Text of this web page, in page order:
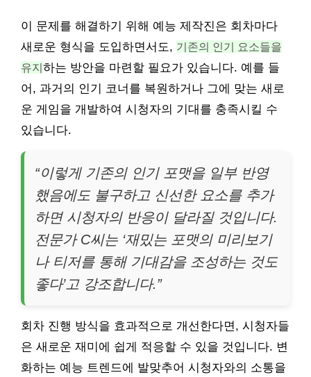
이 문제를 해결하기 위해 예능 제작진은 회차마다
새로운 형식을 도입하면서도, 기존의 인기 요소들을
유지하는 방안을 마련할 필요가 있습니다. 예를 들
어, 과거의 인기 코너를 복원하거나 그에 맞는 새로
운 게임을 개발하여 시청자의 기대를 충족시킬 수
있습니다.
“이렇게 기존의 인기 포맷을 일부 반영
했음에도 불구하고 신선한 요소를 추가
하면 시청자의 반응이 달라질 것입니다.
전문가 C씨는 ‘재밌는 포맷의 미리보기
나 티저를 통해 기대감을 조성하는 것도
좋다’고 강조합니다.”
회차 진행 방식을 효과적으로 개선한다면, 시청자들
은 새로운 재미에 쉽게 적응할 수 있을 것입니다. 변
화하는 예능 트렌드에 발맞추어 시청자와의 소통을